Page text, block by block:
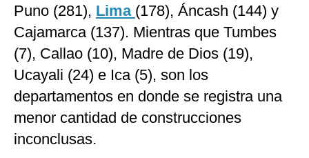
Puno (281), Lima (178), Áncash (144) y
Cajamarca (137). Mientras que Tumbes
(7), Callao (10), Madre de Dios (19),
Ucayali (24) e Ica (5), son los
departamentos en donde se registra una
menor cantidad de construcciones
inconclusas.